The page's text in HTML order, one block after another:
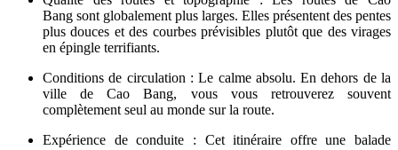
Bang sont globalement plus larges. Elles présentent des pentes
plus douces et des courbes prévisibles plutôt que des virages
en épingle terrifiants.
Conditions de circulation : Le calme absolu. En dehors de la
ville de Cao Bang, vous vous retrouverez souvent
complètement seul au monde sur la route.
Expérience de conduite : Cet itinéraire offre une balade